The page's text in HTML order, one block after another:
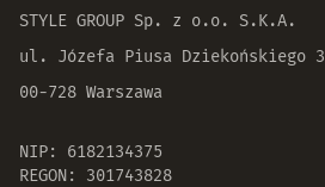
STYLE GROUP Sp. z o.o. S.K.A.
ul. Józefa Piusa Dziekońskiego 3
00-728 Warszawa
NIP: 6182134375
REGON: 301743828